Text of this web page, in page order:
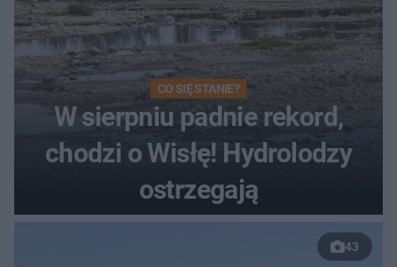
CO SIĘ STANIE?
W sierpniu padnie rekord,
chodzi o Wisłę! Hydrolodzy
ostrzegają
43